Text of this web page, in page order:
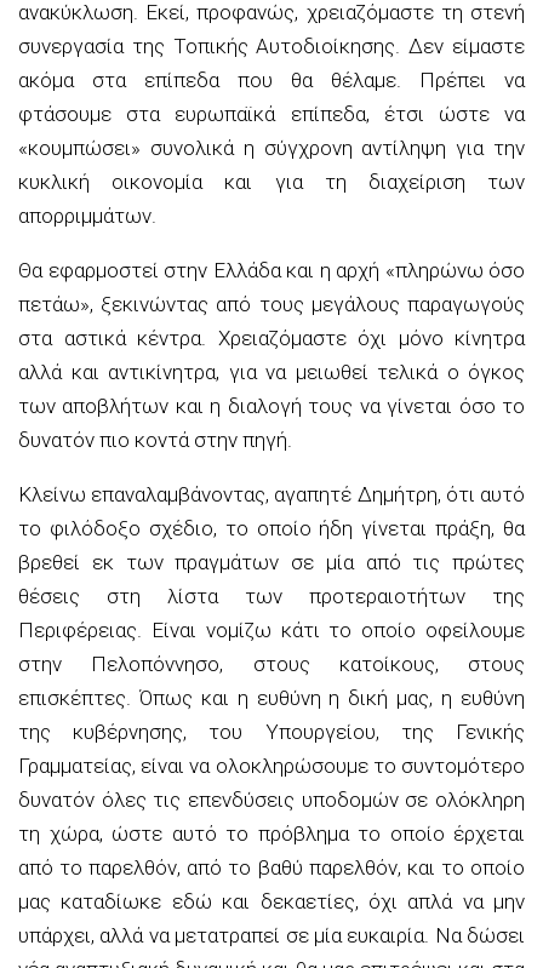
ανακύκλωση. Εκεί, προφανώς, χρειαζόμαστε τη στενή
συνεργασία της Τοπικής Αυτοδιοίκησης. Δεν είμαστε
ακόμα στα επίπεδα που θα θέλαμε. Πρέπει να
φτάσουμε στα ευρωπαϊκά επίπεδα, έτσι ώστε να
«κουμπώσει» συνολικά η σύγχρονη αντίληψη για την
κυκλική οικονομία και για τη διαχείριση των
απορριμμάτων.
Θα εφαρμοστεί στην Ελλάδα και η αρχή «πληρώνω όσο
πετάω», ξεκινώντας από τους μεγάλους παραγωγούς
στα αστικά κέντρα. Χρειαζόμαστε όχι μόνο κίνητρα
αλλά και αντικίνητρα, για να μειωθεί τελικά ο όγκος
των αποβλήτων και η διαλογή τους να γίνεται όσο το
δυνατόν πιο κοντά στην πηγή.
Κλείνω επαναλαμβάνοντας, αγαπητέ Δημήτρη, ότι αυτό
το φιλόδοξο σχέδιο, το οποίο ήδη γίνεται πράξη, θα
βρεθεί εκ των πραγμάτων σε μία από τις πρώτες
θέσεις στη λίστα των προτεραιοτήτων της
Περιφέρειας. Είναι νομίζω κάτι το οποίο οφείλουμε
στην Πελοπόννησο, στους κατοίκους, στους
επισκέπτες. Όπως και η ευθύνη η δική μας, η ευθύνη
της κυβέρνησης, του Υπουργείου, της Γενικής
Γραμματείας, είναι να ολοκληρώσουμε το συντομότερο
δυνατόν όλες τις επενδύσεις υποδομών σε ολόκληρη
τη χώρα, ώστε αυτό το πρόβλημα το οποίο έρχεται
από το παρελθόν, από το βαθύ παρελθόν, και το οποίο
μας καταδίωκε εδώ και δεκαετίες, όχι απλά να μην
υπάρχει, αλλά να μετατραπεί σε μία ευκαιρία. Να δώσει